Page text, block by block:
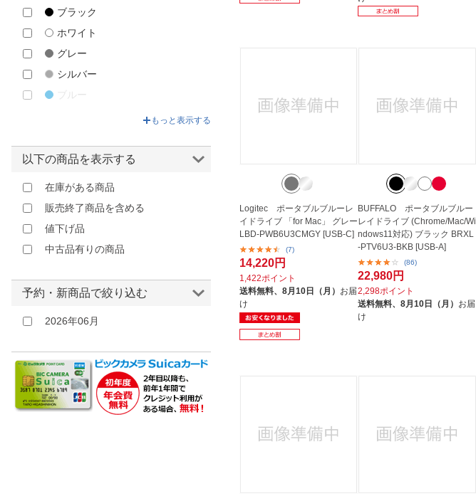
Logitec ポータブルブルーレ
イドライブ 「for Mac」 グレー
LBD-PWB6U3CMGY [USB-C]
(7)
14,220円
1,422ポイント
送料無料、 8月10日（月） お届
け
BUFFALO ポータブルブルー
レイドライブ (Chrome/Mac/Wi
ndows11対応) ブラック BRXL
-PTV6U3-BKB [USB-A]
(86)
22,980円
2,298ポイント
送料無料、8月10日（月） お届
け
PRINCETON｜プリンストン
SaiEL International｜サイエルイン
ターナショナル
TEC｜テック
THANKO｜サンコー
センチュリー｜Century
Corporation
タイムリー｜TIMELY
テクノポリス｜TECHNOPOLIS
とうしょう｜TOHSHOH
マリン商事｜MARIN
ブラック
ホワイト
グレー
シルバー
ブルー
ピンク
もっと表示する
以下の商品を表示する
在庫がある商品
販売終了商品を含める
値下げ品
中古品有りの商品
予約・新商品で絞り込む
2026年06月